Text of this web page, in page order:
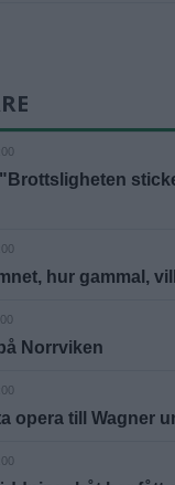
hur gammal,
Norrviken
opera till Wagner